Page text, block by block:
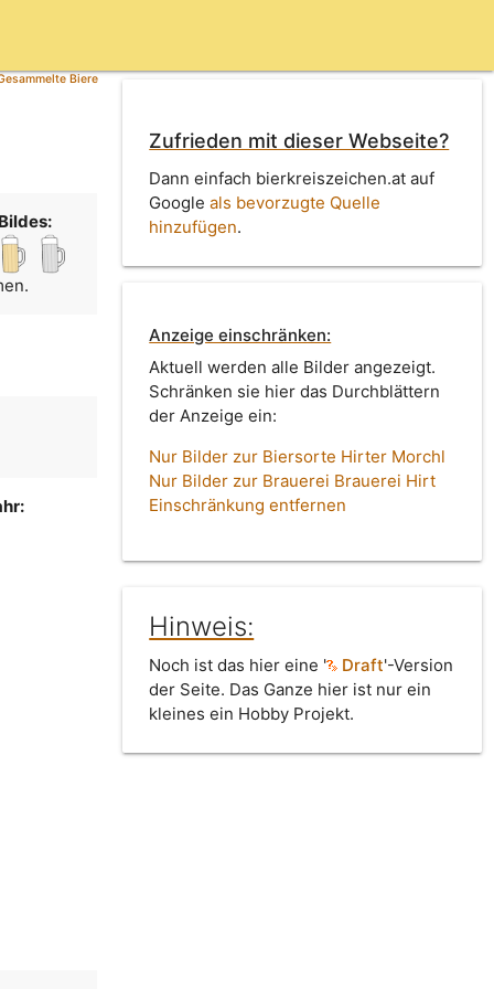
Biere
Zufrieden mit dieser Webseite?
Dann einfach bierkreiszeichen.at auf
Googleals bevorzugte Quelle
hinzufügen.
Anzeige einschränken:
Aktuell werden alle Bilder angezeigt.
Schränken sie hier das Durchblättern
der Anzeige ein:
Nur Bilder zur Biersorte Hirter Morchl
Nur Bilder zur Brauerei Brauerei Hirt
Einschränkung entfernen
Hinweis:
Noch ist das hier eine ' Draft'-Version
der Seite. Das Ganze hier ist nur ein
kleines ein Hobby Projekt.